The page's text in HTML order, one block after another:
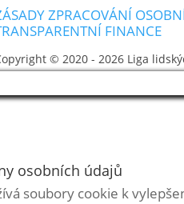
ZPRACOVÁNÍ
FINANCE
© 2020 - 2026 Liga
osobních údajů
soubory cookie k